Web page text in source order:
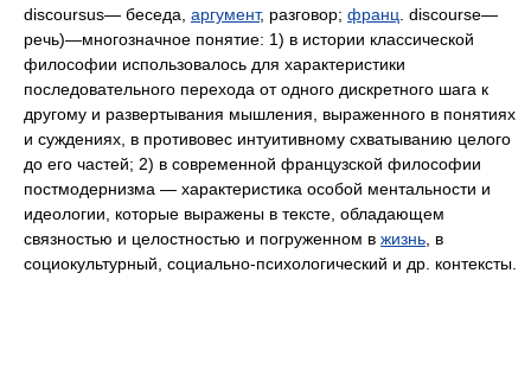
discoursus— беседа, аргумент, разговор; франц . discourse—
речь)—многозначное понятие: 1) в истории классической
философии использовалось для характеристики
последовательного перехода от одного дискретного шага к
другому и развертывания мышления, выраженного в понятиях
и суждениях, в противовес интуитивному схватыванию целого
до его частей; 2) в современной французской философии
постмодернизма — характеристика особой ментальности и
идеологии, которые выражены в тексте, обладающем
связностью и целостностью и погруженном в жизнь , в
социокультурный, социально-психологический и др. контексты.